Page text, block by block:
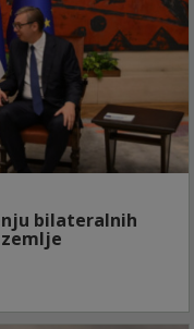
bilateralnih